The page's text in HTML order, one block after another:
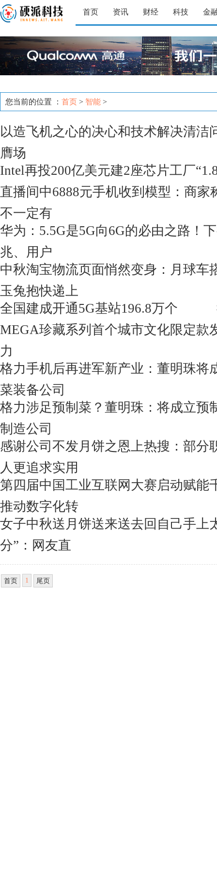
首页 资讯 财经 科技 金
您当前的位置 ： 首页 > 智能 >
以造飞机之心的决心和技术解决清洁
膺场
Intel再投200亿美元建2座芯片工厂
直播间中6888元手机收到模型：商家
不一定有
华为：5.5G是5G向6G的必由之路！
兆、用户
中秋淘宝物流页面悄然变身：月球车
玉兔抱快递上
全国建成开通5G基站196.8万个
MEGA珍藏系列首个城市文化限定款
力
格力手机后再进军新产业：董明珠将
菜装备公司
格力涉足预制菜？董明珠：将成立预
制造公司
感谢公司不发月饼之恩上热搜：部分
人更追求实用
第四届中国工业互联网大赛启动赋能
推动数字化转
女子中秋送月饼送来送去回自己手上
分”：网友直
首页 1 尾页